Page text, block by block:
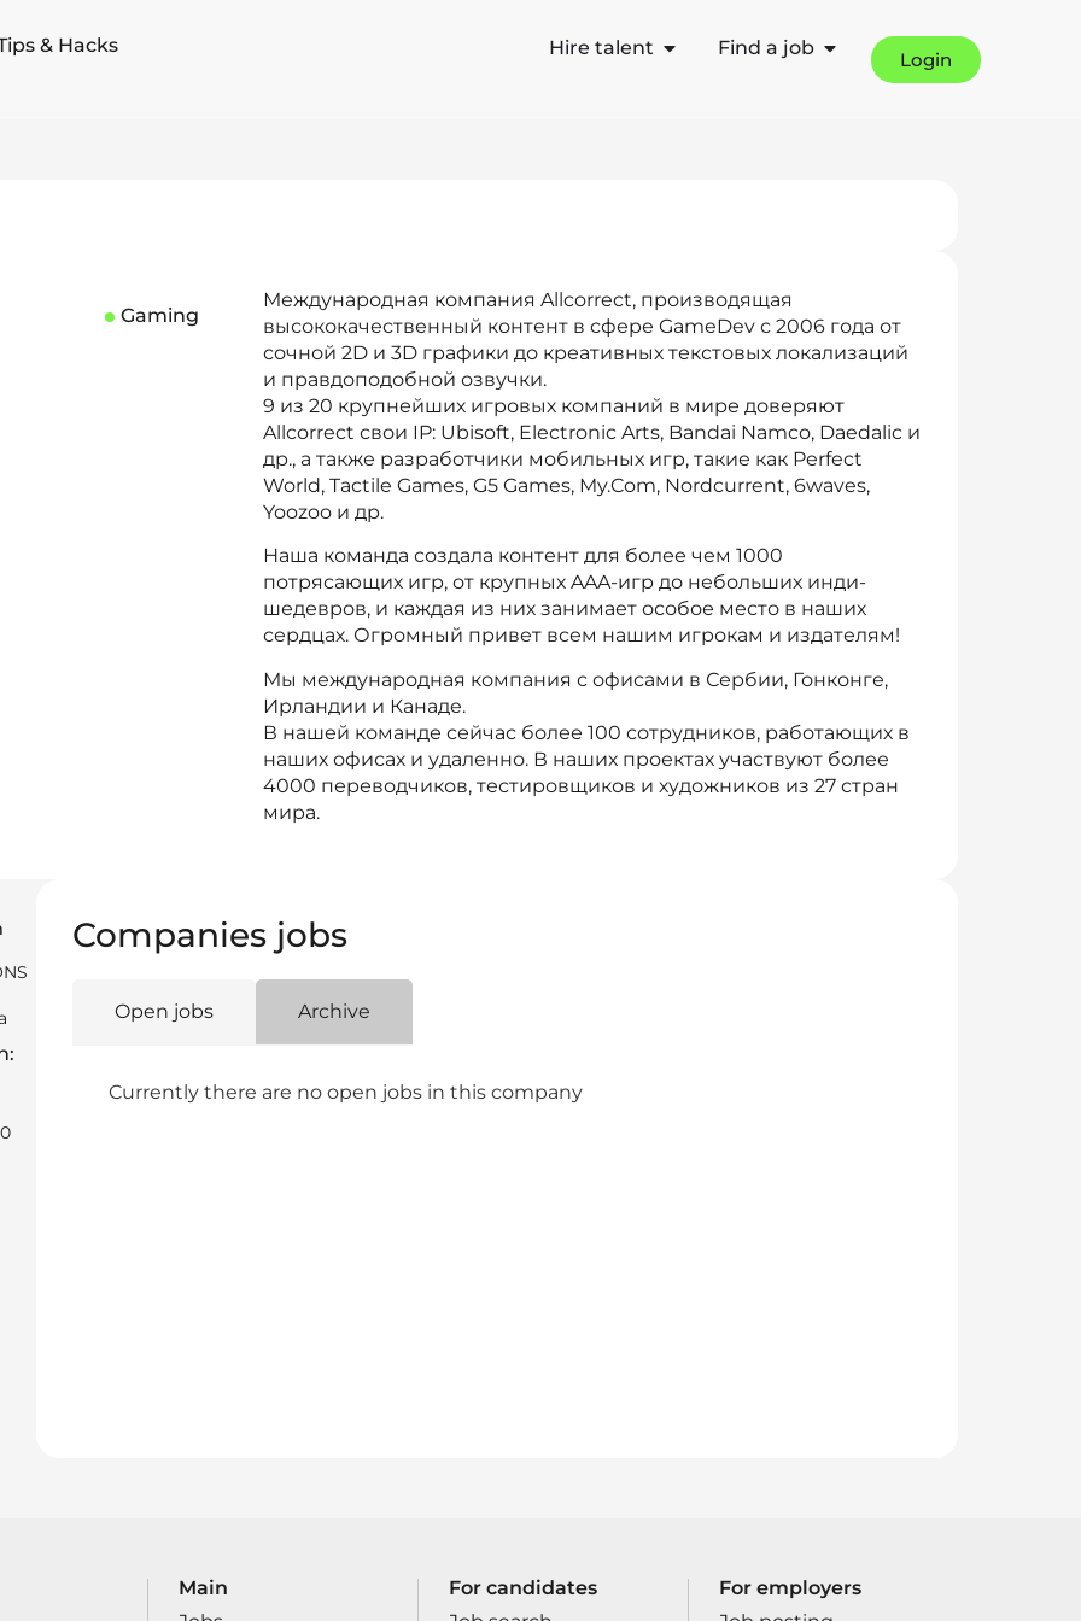
& Hacks Hire talent Find a job
Login
Gaming
Международная компания Allcorrect, производящая
высококачественный контент в сфере GameDev с 2006 года от
сочной 2D и 3D графики до креативных текстовых локализаций
и правдоподобной озвучки.
9 из 20 крупнейших игровых компаний в мире доверяют
Allcorrect свои IP: Ubisoft, Electronic Arts, Bandai Namco, Daedalic и
др., а также разработчики мобильных игр, такие как Perfect
World, Tactile Games, G5 Games, My.Com, Nordcurrent, 6waves,
Yoozoo и др.
Наша команда создала контент для более чем 1000
потрясающих игр, от крупных AAA-игр до небольших инди-
шедевров, и каждая из них занимает особое место в наших
сердцах. Огромный привет всем нашим игрокам и издателям!
Мы международная компания с офисами в Сербии, Гонконге,
Ирландии и Канаде.
В нашей команде сейчас более 100 сотрудников, работающих в
наших офисах и удаленно. В наших проектах участвуют более
4000 переводчиков, тестировщиков и художников из 27 стран
мира.
Companies jobs
Open jobs Archive
Currently there are no open jobs in this company
Main
For candidates
For employers